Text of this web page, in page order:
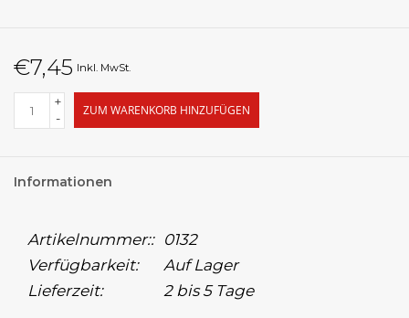
€7,45 Inkl. MwSt.
+
-
ZUM WARENKORB HINZUFÜGEN
Informationen
Artikelnummer:: 0132
Verfügbarkeit:
Auf Lager
Lieferzeit:
2 bis 5 Tage